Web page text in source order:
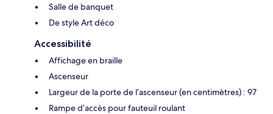
Salle de banquet
De style Art déco
Accessibilité
Affichage en braille
Ascenseur
Largeur de la porte de l’ascenseur (en centimètres) : 97
Rampe d’accès pour fauteuil roulant